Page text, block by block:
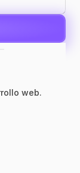
web.